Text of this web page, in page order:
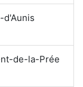
d'Aunis
de-la-Prée